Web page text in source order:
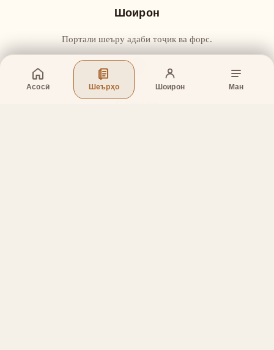
Асосӣ Шеърҳо Шоирон Ман
Шоирон
Портали шеъру адаби тоҷик ва форс.